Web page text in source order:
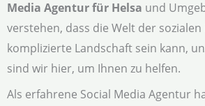
Media Agentur für Helsa und
verstehen, dass die Welt der sozialen
komplizierte Landschaft sein kann,
sind wir hier, um Ihnen zu helfen.
Als erfahrene Social Media Agentur